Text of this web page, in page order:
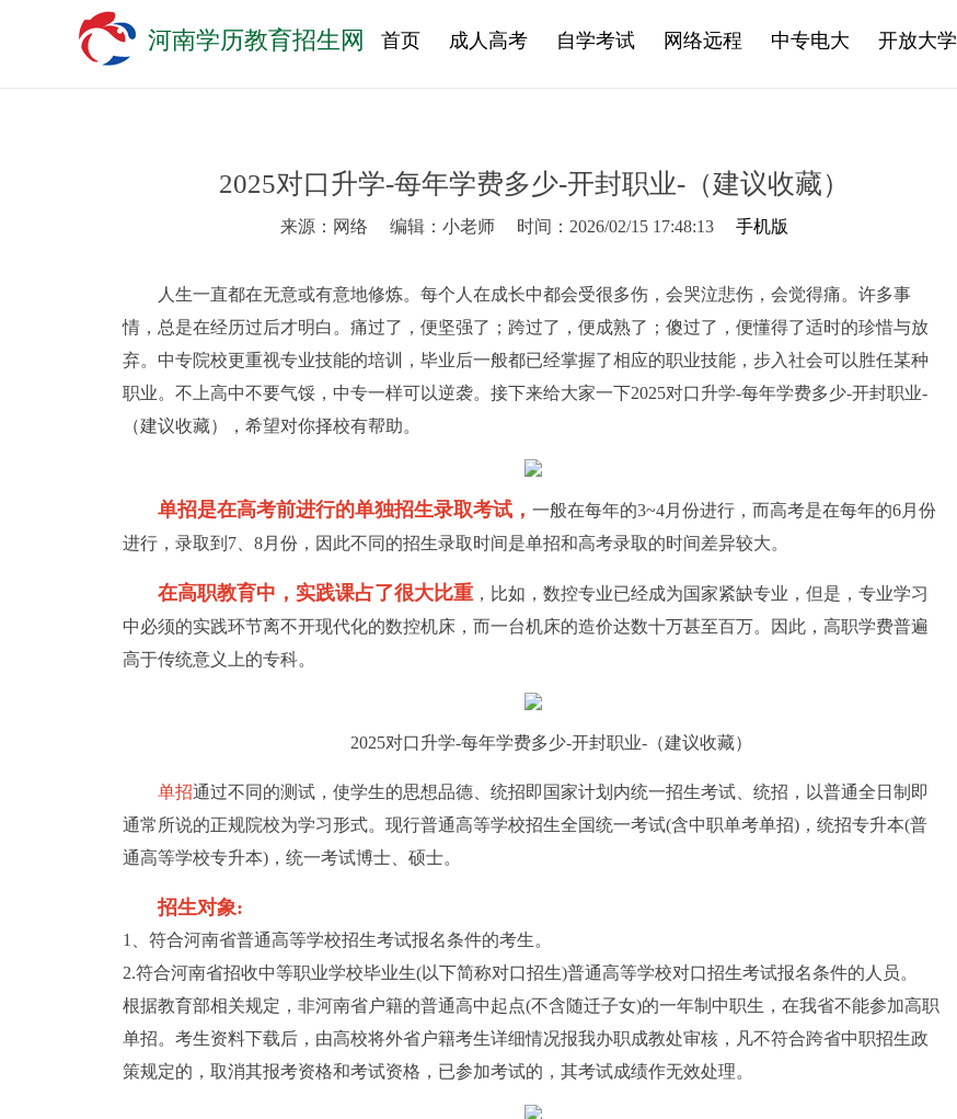
河南学历教育招生网 首页 成人高考 自学考试 网络远程 中专电大 开放大学
2025对口升学-每年学费多少-开封职业-（建议收藏）
来源：网络 编辑：小老师 时间：2026/02/15 17:48:13 手机版
人生一直都在无意或有意地修炼。每个人在成长中都会受很多伤，会哭泣悲伤，会觉得痛。许多事
情，总是在经历过后才明白。痛过了，便坚强了；跨过了，便成熟了；傻过了，便懂得了适时的珍惜与放
弃。中专院校更重视专业技能的培训，毕业后一般都已经掌握了相应的职业技能，步入社会可以胜任某种
职业。不上高中不要气馁，中专一样可以逆袭。接下来给大家一下2025对口升学-每年学费多少-开封职业-
（建议收藏），希望对你择校有帮助。
单招是在高考前进行的单独招生录取考试， 一般在每年的3~4月份进行，而高考是在每年的6月份
进行，录取到7、8月份，因此不同的招生录取时间是单招和高考录取的时间差异较大。
在高职教育中，实践课占了很大比重 ，比如，数控专业已经成为国家紧缺专业，但是，专业学习
中必须的实践环节离不开现代化的数控机床，而一台机床的造价达数十万甚至百万。因此，高职学费普遍
高于传统意义上的专科。
2025对口升学-每年学费多少-开封职业-（建议收藏）
单招通过不同的测试，使学生的思想品德、统招即国家计划内统一招生考试、统招，以普通全日制即
通常所说的正规院校为学习形式。现行普通高等学校招生全国统一考试(含中职单考单招)，统招专升本(普
通高等学校专升本)，统一考试博士、硕士。
招生对象:
1、符合河南省普通高等学校招生考试报名条件的考生。
2.符合河南省招收中等职业学校毕业生(以下简称对口招生)普通高等学校对口招生考试报名条件的人员。
根据教育部相关规定，非河南省户籍的普通高中起点(不含随迁子女)的一年制中职生，在我省不能参加高职
单招。考生资料下载后，由高校将外省户籍考生详细情况报我办职成教处审核，凡不符合跨省中职招生政
策规定的，取消其报考资格和考试资格，已参加考试的，其考试成绩作无效处理。